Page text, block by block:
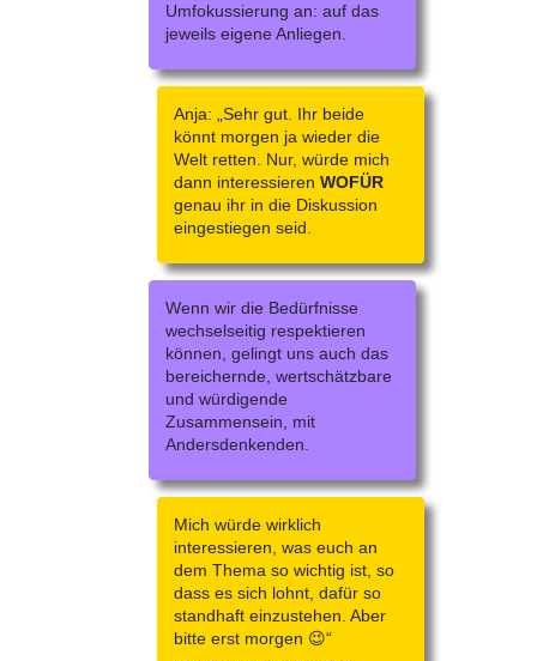
Umfokussierung an: auf das
jeweils eigene Anliegen.
Anja: „Sehr gut. Ihr beide
könnt morgen ja wieder die
Welt retten. Nur, würde mich
dann interessieren WOFÜR
genau ihr in die Diskussion
eingestiegen seid.
Wenn wir die Bedürfnisse
wechselseitig respektieren
können, gelingt uns auch das
bereichernde, wertschätzbare
und würdigende
Zusammensein, mit
Andersdenkenden.
Mich würde wirklich
interessieren, was euch an
dem Thema so wichtig ist, so
dass es sich lohnt, dafür so
standhaft einzustehen. Aber
bitte erst morgen 😉“